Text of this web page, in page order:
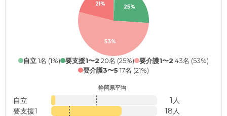
25%
53%
21%
自立1名 (1%) 要支援1〜2 20名 (25%) 要介護1〜2 43名 (53%)
要介護3〜5 17名 (21%)
静岡県平均
自立
1人
要支援1
18人